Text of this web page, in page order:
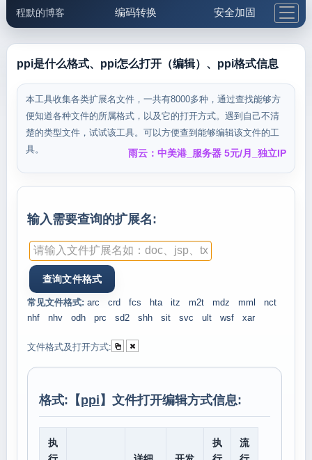
程默的博客 编码转换 安全加固
邮件工具 生活便民 更多工具
5.1支付宝大红包
ppi是什么格式、ppi怎么打开（编辑）、ppi格式信息
本工具收集各类扩展名文件，一共有8000多种，通过查找能够方
便知道各种文件的所属格式，以及它的打开方式。遇到自己不清
楚的类型文件，试试该工具。可以方便查到能够编辑该文件的工
具。
雨云：中美港_服务器 5元/月_独立IP
输入需要查询的扩展名:
常见文件格式: arc crd fcs hta itz m2t mdz mml
nct
nhf
nhv odh prc sd2 shh sit svc ult wsf xar
文件格式及打开方式:
格式:【ppi 】文件打开编辑方式信息:
执
执
流